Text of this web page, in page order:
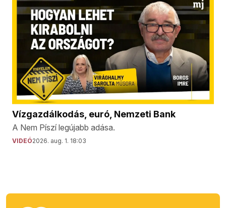
Vízgazdálkodás, euró, Nemzeti Bank
A Nem Píszí legújabb adása.
VIDEÓ2026. aug. 1. 18:03